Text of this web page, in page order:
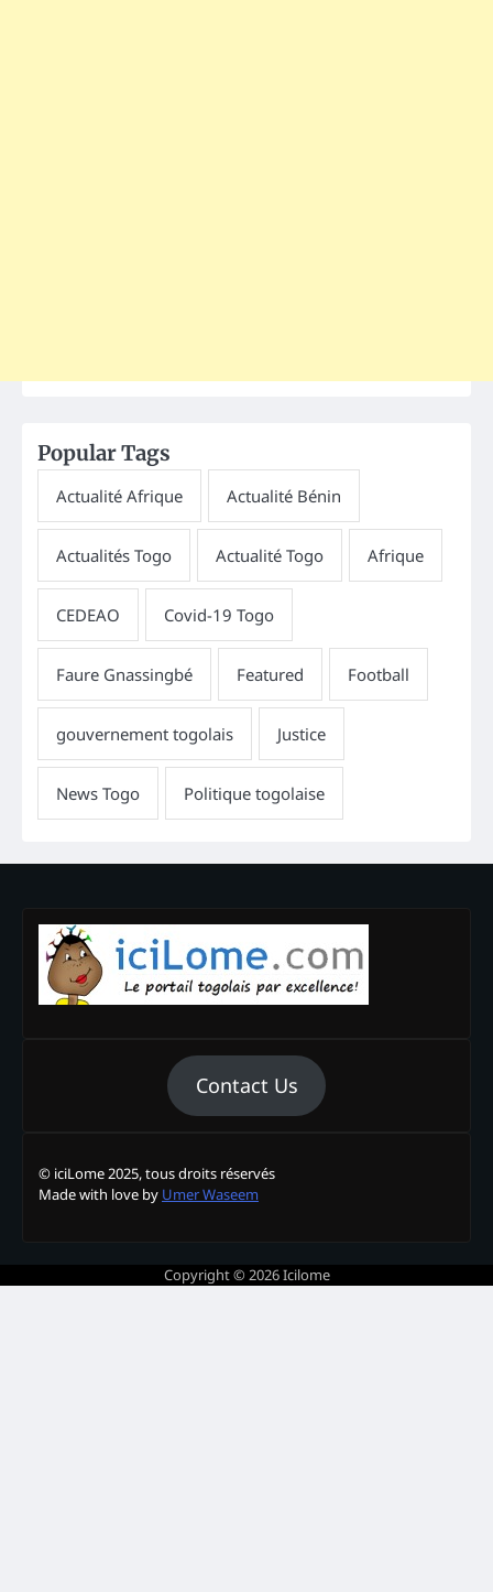
Popular Tags
Contact Us
© iciLome 2025, tous droits réservés
Made with love by Umer Waseem
Copyright © 2026Icilome